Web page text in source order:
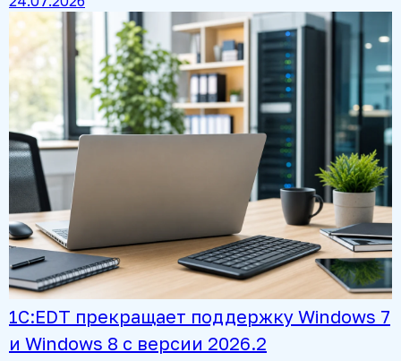
1С:EDT прекращает поддержку Windows 7
и Windows 8 с версии 2026.2